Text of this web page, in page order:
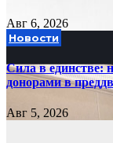
Авг 6, 2026
Новости
Сила в единстве:
донорами в
Авг 5, 2026